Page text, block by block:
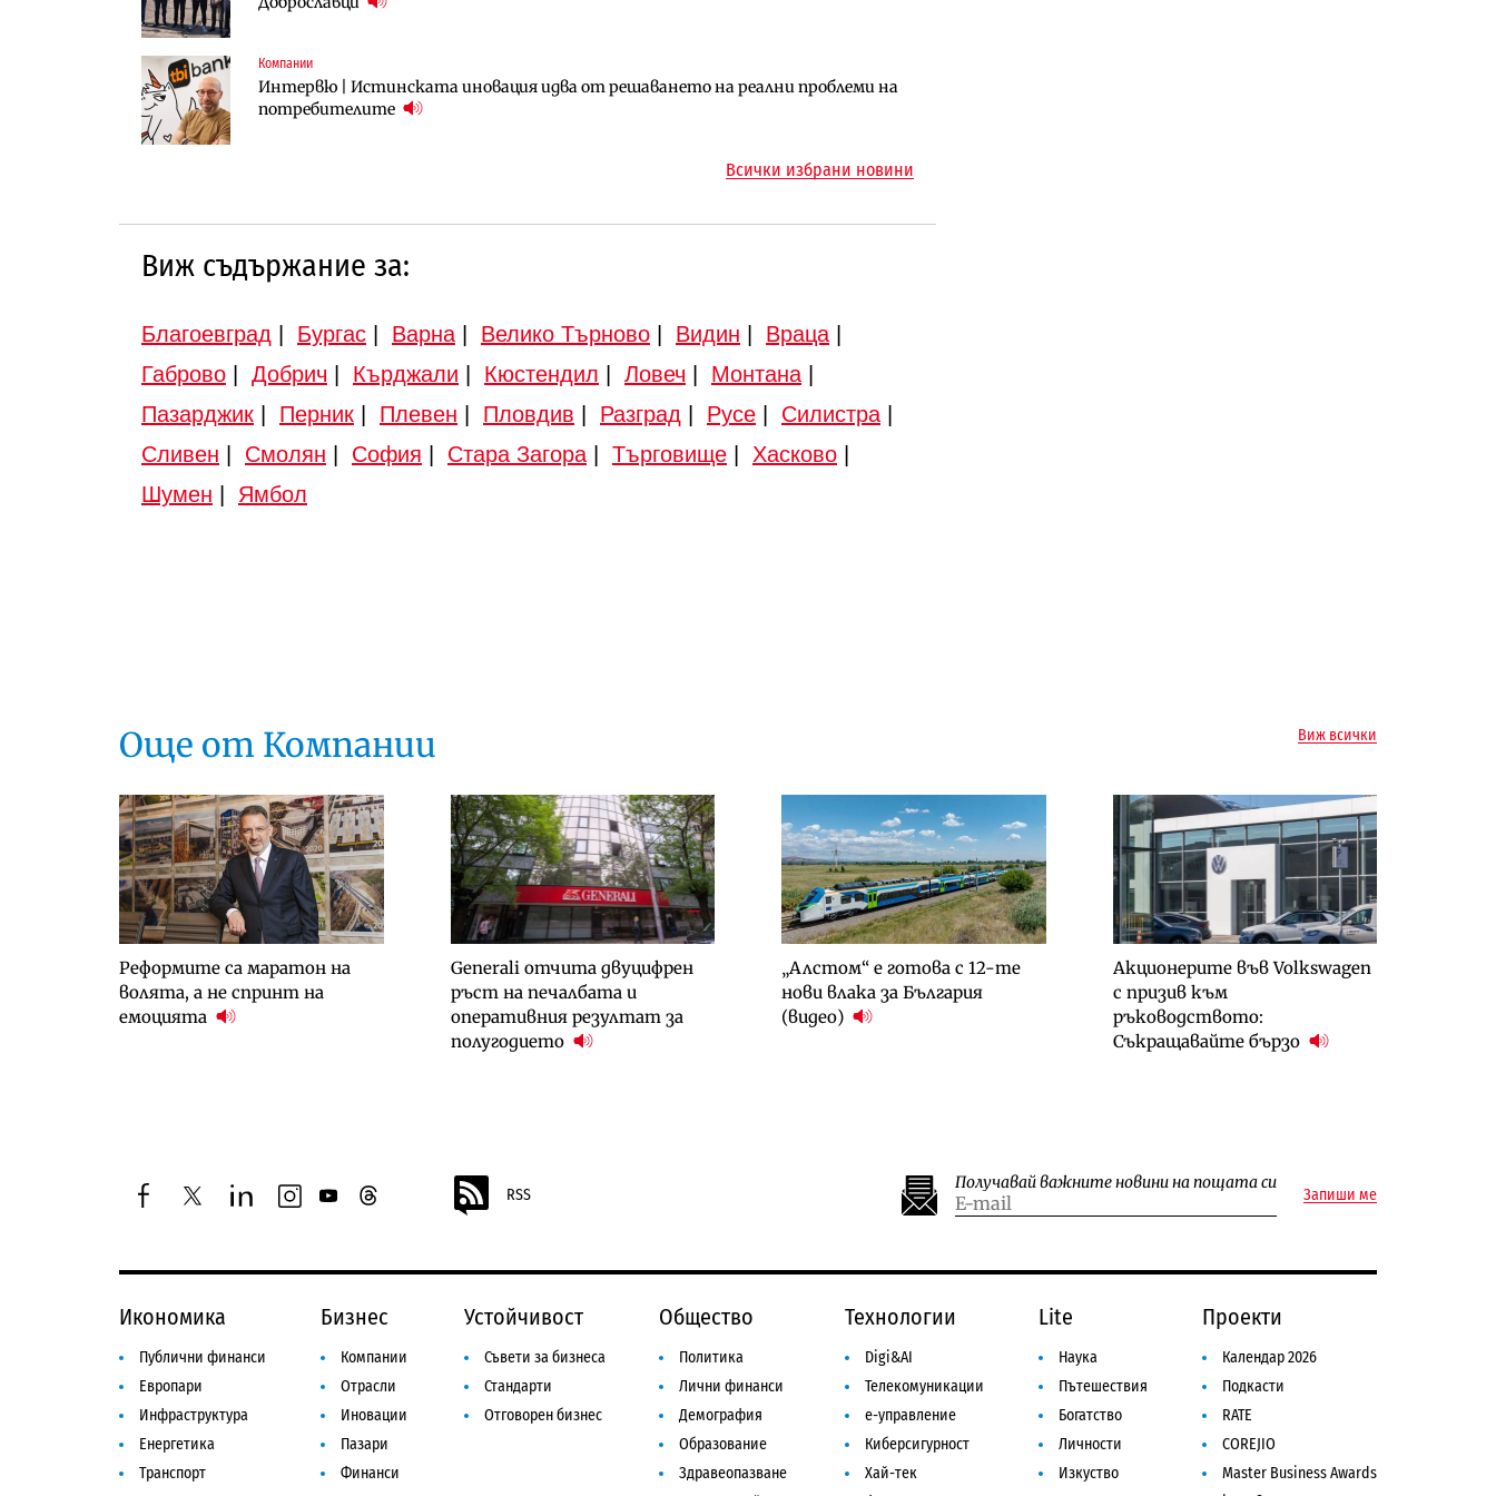
Компании
Интервю | Истинската иновация идва от решаването на реални проблеми на
потребителите
Инфраструктура
АПИ възложи промяната на парцеларния план за магистралата Русе – Велико
Търново
Инфраструктура
Вторият мост над Варненското езеро става част от бъдещата магистрала
„Черно море“
Всички избрани новини
Виж съдържание за:
Благоевград Бургас Варна Велико Търново Видин Враца
Габрово
Добрич Кърджали Кюстендил Ловеч Монтана
Пазарджик
Перник Плевен Пловдив Разград Русе Силистра
Сливен
Смолян София Стара Загора Търговище Хасково
Шумен
Ямбол
Още от Компании Виж всички
Реформите са маратон на
волята, а не спринт на
емоцията
Generali отчита двуцифрен
ръст на печалбата и
оперативния резултат за
полугодието
„Алстом“ е готова с 12-те
нови влака за България
(видео)
Акционерите във Volkswagen
с призив към
ръководството:
Съкращавайте бързо
facebooktwitterlinkedininstagram
youtubethreads RSS
Получавай важните новини на пощата си
Запиши ме
Икономика
Публични финанси
Европари
Инфраструктура
Енергетика
Транспорт
Бизнес
Компании
Отрасли
Иновации
Пазари
Финанси
Устойчивост
Съвети за бизнеса
Стандарти
Отговорен бизнес
Общество
Политика
Лични финанси
Демография
Образование
Здравеопазване
Технологии
Digi&AI
Телекомуникации
е-управление
Киберсигурност
Хай-тек
Lite
Наука
Пътешествия
Богатство
Личности
Изкуство
Проекти
Календар 2026
Подкасти
RATE
COREJIO
Master Business Awards